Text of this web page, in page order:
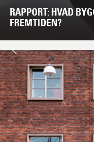
RAPPORT: HVAD
FREMTIDEN?